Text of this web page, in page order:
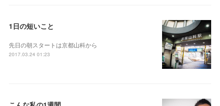
1日の短いこと
先日の朝スタートは京都山科から
2017.03.24 01:23